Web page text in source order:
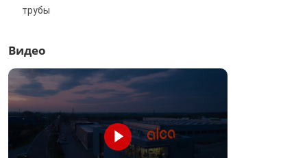
трубы
Видео